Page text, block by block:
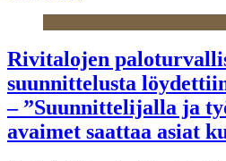
Rivitalojen
suunnittelusta
– ”Suunnittelijalla ja
avaimet saattaa asiat